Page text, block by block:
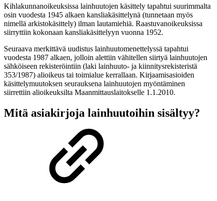
Kihlakunnanoikeuksissa lainhuutojen käsittely tapahtui suurimmalta
osin vuodesta 1945 alkaen kansliakäsittelynä (tunnetaan myös
nimellä arkistokäsittely) ilman lautamiehiä. Raastuvanoikeuksissa
siirryttiin kokonaan kansliakäsittelyyn vuonna 1952.
Seuraava merkittävä uudistus lainhuutomenettelyssä tapahtui
vuodesta 1987 alkaen, jolloin alettiin vähitellen siirtyä lainhuutojen
sähköiseen rekisteröintiin (laki lainhuuto- ja kiinnitysrekisteristä
353/1987) alioikeus tai toimialue kerrallaan. Kirjaamisasioiden
käsittelymuutoksen seurauksena lainhuutojen myöntäminen
siirrettiin alioikeuksilta Maanmittauslaitokselle 1.1.2010.
Mitä asiakirjoja lainhuutoihin sisältyy?